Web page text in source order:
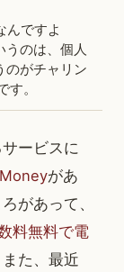
んですよ
うのは、個人
のがチャリン
。
ービスに
があ
があって、
料無料で電
た、最近